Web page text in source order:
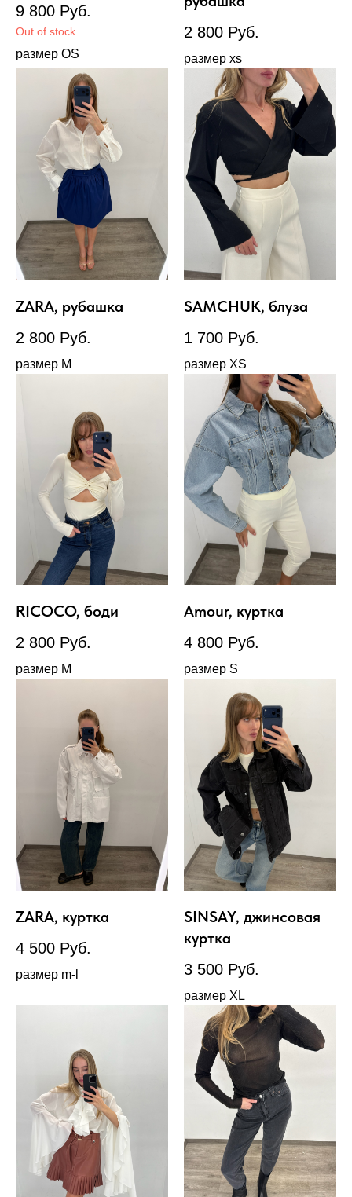
9 800 Руб.
Out of stock
размер OS
2 800 Руб.
размер xs
ZARA, рубашка
2 800 Руб.
размер М
SAMCHUK, блуза
1 700 Руб.
размер XS
RICOCO, боди
2 800 Руб.
размер М
Amour, куртка
4 800 Руб.
размер S
ZARA, куртка
4 500 Руб.
размер m-l
SINSAY, джинсовая
куртка
3 500 Руб.
размер XL